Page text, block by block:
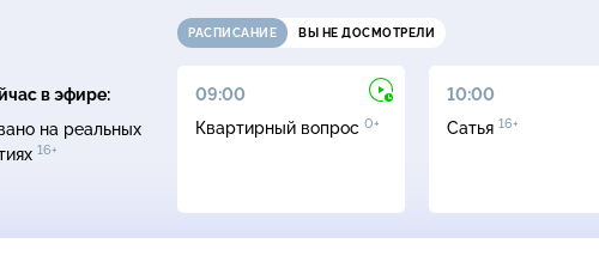
в эфире:
на реальных
16+
РАСПИСАНИЕ ВЫ НЕ ДОСМОТРЕЛИ
еда 12+
09:00
Квартирный вопрос 0+
10:00
Сатья 16+